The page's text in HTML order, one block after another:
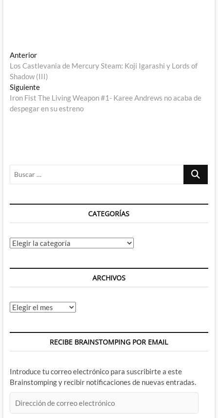
Navegación
de
entradas
AnteriorEntrada
anterior:
Los Castlevania de Mercury Steam: Koji Igarashi y Lords of
Shadow (III)
SiguienteEntrada
siguiente:
Iron Fist The Living Weapon #1- Karee Andrews no acaba de
despegar en su estreno
Buscar
CATEGORÍAS
Categorías
ARCHIVOS
Archivos
RECIBE BRAINSTOMPING POR EMAIL
Introduce tu correo electrónico para suscribirte a este
Brainstomping y recibir notificaciones de nuevas entradas.
de